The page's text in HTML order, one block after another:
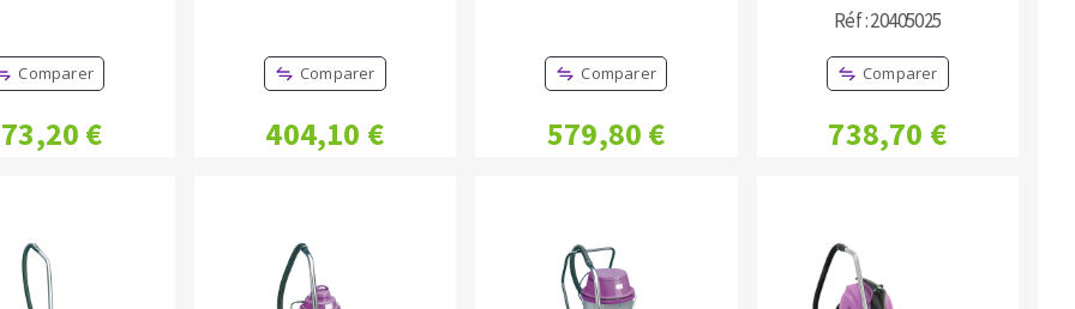
Comparer
€
Comparer
404,10 €
Comparer
579,80 €
Réf : 20405025
Comparer
738,70 €